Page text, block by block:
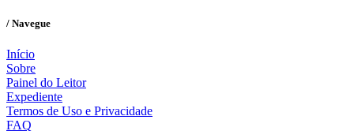
/ Navegue
Início
Sobre
Painel do Leitor
Expediente
Termos de Uso e Privacidade
FAQ